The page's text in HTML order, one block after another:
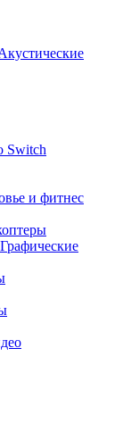
Switch
и фитнес
Графические